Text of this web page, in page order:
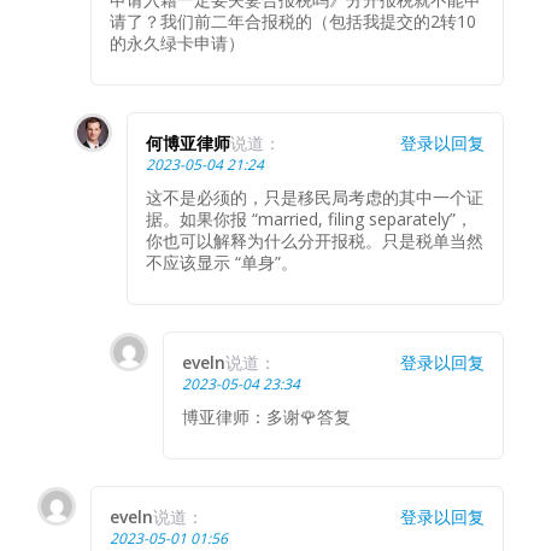
请了？我们前二年合报税的（包括我提交的2转10
的永久绿卡申请）
何博亚律师说道：
2023-05-04 21:24
这不是必须的，只是移民局考虑的其中一个证
据。如果你报 “married, filing separately”，
你也可以解释为什么分开报税。只是税单当然
不应该显示 “单身”。
登录以回复
eveln说道：
2023-05-04 23:34
博亚律师：多谢🌹答复
登录以回复
eveln说道：
2023-05-01 01:56
登录以回复